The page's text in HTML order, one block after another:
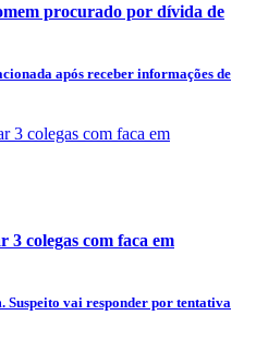
procurado por dívida de
após receber informações de
3 colegas com faca em
Suspeito vai responder por tentativa